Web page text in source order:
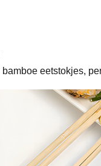
eetstokjes,